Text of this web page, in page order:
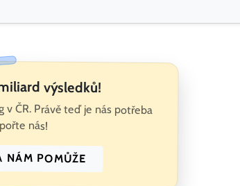
výsledků!
v ČR. Právě teď je nás potřeba
nás!
NÁM POMŮŽE